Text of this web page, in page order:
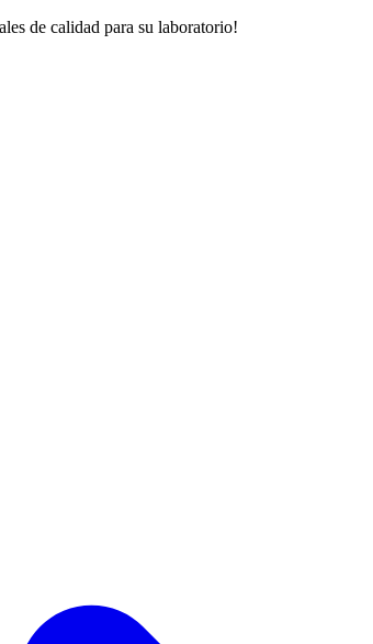
de calidad para su laboratorio!